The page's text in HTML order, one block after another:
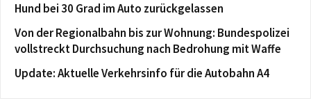
Hund bei 30 Grad im Auto zurückgelassen
Von der Regionalbahn bis zur Wohnung: Bundespolizei
vollstreckt Durchsuchung nach Bedrohung mit Waffe
Update: Aktuelle Verkehrsinfo für die Autobahn A4